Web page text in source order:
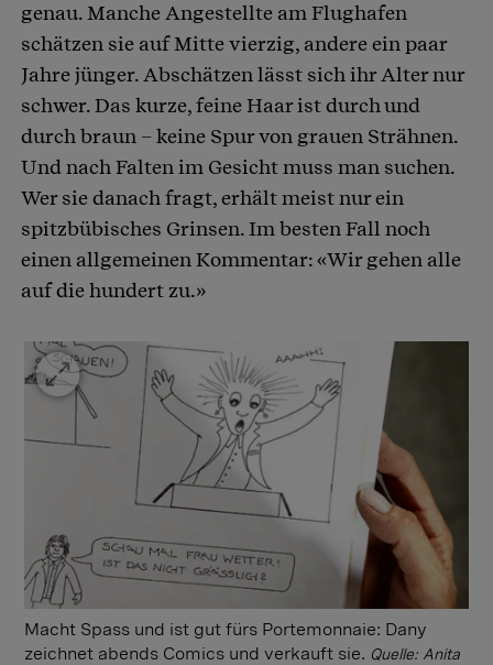
genau. Manche Angestellte am Flughafen
schätzen sie auf Mitte vierzig, andere ein paar
Jahre jünger. Abschätzen lässt sich ihr Alter nur
schwer. Das kurze, feine Haar ist durch und
durch braun – keine Spur von grauen Strähnen.
Und nach Falten im Gesicht muss man suchen.
Wer sie danach fragt, erhält meist nur ein
spitzbübisches Grinsen. Im besten Fall noch
einen allgemeinen Kommentar: «Wir gehen alle
auf die hundert zu.»
Macht Spass und ist gut fürs Portemonnaie: Dany
zeichnet abends Comics und verkauft sie. Quelle: Anita